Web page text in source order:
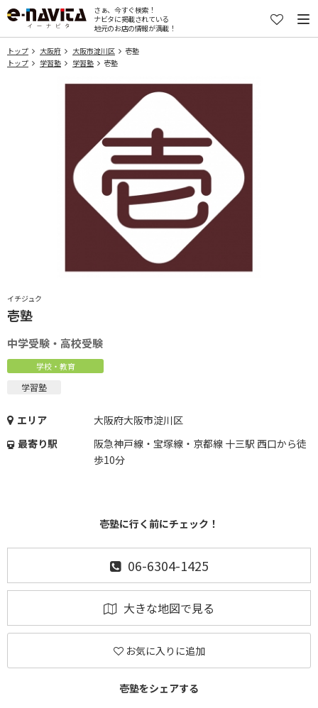
さぁ、今すぐ検索！
ナビタに掲載されている
地元のお店の情報が満載！
トップ 大阪府 大阪市淀川区
壱塾
トップ
学習塾 学習塾 壱塾
イチジュク
壱塾
中学受験・高校受験
学校・教育
学習塾
エリア
大阪府大阪市淀川区
最寄り駅
阪急神戸線・宝塚線・京都線 十三駅 西口から徒
歩10分
壱塾に行く前にチェック！
06-6304-1425
大きな地図で見る
お気に入りに追加
壱塾をシェアする